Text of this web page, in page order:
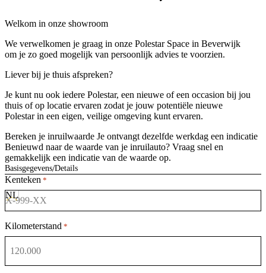
Welkom in onze showroom
We verwelkomen je graag in onze Polestar Space in Beverwijk
om je zo goed mogelijk van persoonlijk advies te voorzien.
Liever bij je thuis afspreken?
Je kunt nu ook iedere Polestar, een nieuwe of een occasion bij jou
thuis of op locatie ervaren zodat je jouw potentiële nieuwe
Polestar in een eigen, veilige omgeving kunt ervaren.
Bereken je inruilwaarde Je ontvangt dezelfde werkdag een indicatie
Benieuwd naar de waarde van je inruilauto? Vraag snel en
gemakkelijk een indicatie van de waarde op.
Basisgegevens Details
Kenteken *
Kilometerstand *